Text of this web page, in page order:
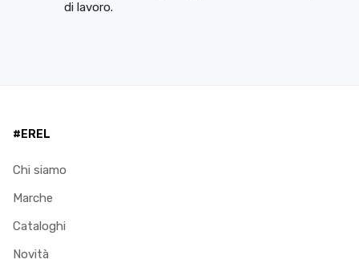
di lavoro.
#EREL
Chi siamo
Marche
Cataloghi
Novità